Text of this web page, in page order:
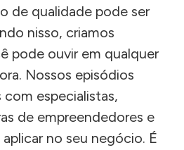
de qualidade pode ser
nisso, criamos
pode ouvir em qualquer
Nossos episódios
especialistas,
de empreendedores e
no seu negócio. É